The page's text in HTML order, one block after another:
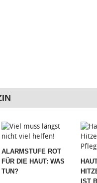
ALARMSTUFE ROT
FÜR DIE HAUT: WAS
TUN?
IST